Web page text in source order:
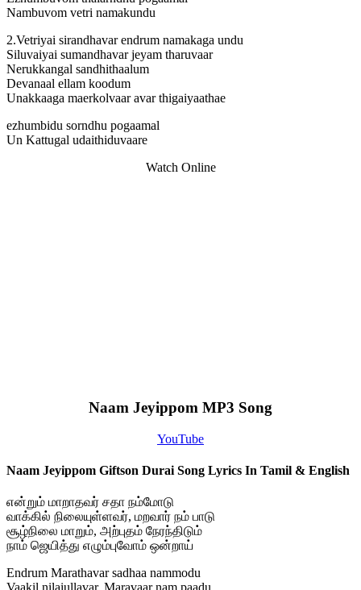
Nambuvom vetri namakundu
2.Vetriyai sirandhavar endrum namakaga undu
Siluvaiyai sumandhavar jeyam tharuvaar
Nerukkangal sandhithaalum
Devanaal ellam koodum
Unakkaaga maerkolvaar avar thigaiyaathae
ezhumbidu sorndhu pogaamal
Un Kattugal udaithiduvaare
Watch Online
Naam Jeyippom MP3 Song
YouTube
Naam Jeyippom Giftson Durai Song Lyrics In Tamil & English
என்றும் மாறாதவர் சதா நம்மோடு
வாக்கில் நிலையுள்ளவர், மறவார் நம் பாடு
சூழ்நிலை மாறும், அற்புதம் நேரந்திடும்
நாம் ஜெயித்து எழும்புவோம் ஒன்றாய்
Endrum Marathavar sadhaa nammodu